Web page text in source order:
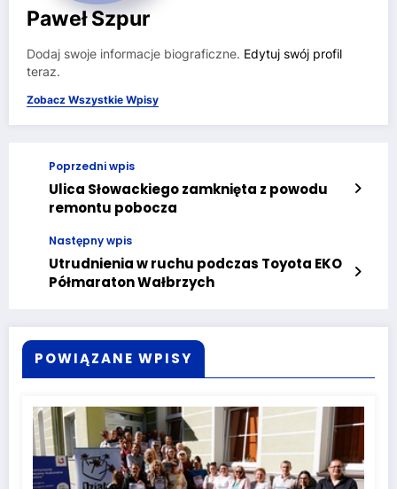
Paweł Szpur
Dodaj swoje informacje biograficzne. Edytuj swój profil
teraz.
Zobacz Wszystkie Wpisy
Poprzedni wpis
Ulica Słowackiego zamknięta z powodu
remontu pobocza
Następny wpis
Utrudnienia w ruchu podczas Toyota EKO
Półmaraton Wałbrzych
POWIĄZANE WPISY